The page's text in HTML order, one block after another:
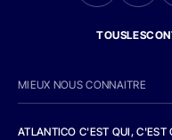
MIEUX NOUS CONNAITRE
ATLANTICO C'EST QUI, C'EST